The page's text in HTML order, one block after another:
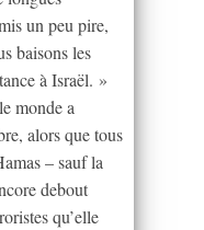
un peu pire,
baisons les
à Israël. »
monde a
alors que tous
– sauf la
debout
qu’elle